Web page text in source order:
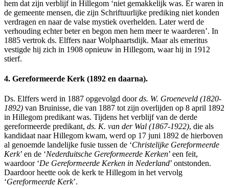
hem dat zijn verblijf in Hillegom ‘niet gemakkelijk was. Er waren in
de gemeente mensen, die zijn Schriftuurlijke prediking niet konden
verdragen en naar de valse mystiek overhelden. Later werd de
verhouding echter beter en begon men hem meer te waarderen’. In
1885 vertrok ds. Elffers naar Wolphaartsdijk. Maar als emeritus
vestigde hij zich in 1908 opnieuw in Hillegom, waar hij in 1912
stierf.
4. Gereformeerde Kerk (1892 en daarna).
Ds. Elffers werd in 1887 opgevolgd doords. W. Groeneveld (1820-
1892) van Bruinisse, die van 1887 tot zijn overlijden op 8 april 1892
in Hillegom predikant was. Tijdens het verblijf van de derde
gereformeerde predikant, ds. K. van der Wal (1867-1922), die als
kandidaat naar Hillegom kwam, werd op 17 juni 1892 de hierboven
al genoemde landelijke fusie tussen de ‘Christelijke Gereformeerde
Kerk’ en de ‘Nederduitsche Gereformeerde Kerken’ een feit,
waardoor ‘De Gereformeerde Kerken in Nederland’ ontstonden.
Daardoor heette ook de kerk te Hillegom in het vervolg
‘Gereformeerde Kerk’.